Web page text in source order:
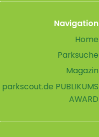
Navigation
Home
Parksuche
Magazin
parkscout.de PUBLIKUMS
AWARD